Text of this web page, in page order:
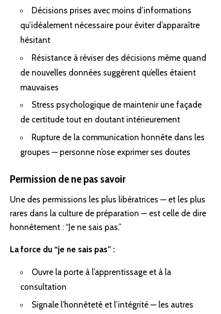
Décisions prises avec moins d’informations
qu’idéalement nécessaire pour éviter d’apparaître
hésitant
Résistance à réviser des décisions même quand
de nouvelles données suggèrent qu’elles étaient
mauvaises
Stress psychologique de maintenir une façade
de certitude tout en doutant intérieurement
Rupture de la communication honnête dans les
groupes — personne n’ose exprimer ses doutes
Permission de ne pas savoir
Une des permissions les plus libératrices — et les plus
rares dans la culture de préparation — est celle de dire
honnêtement : “Je ne sais pas.”
La force du “je ne sais pas” :
Ouvre la porte à l’apprentissage et à la
consultation
Signale l’honnêteté et l’intégrité — les autres